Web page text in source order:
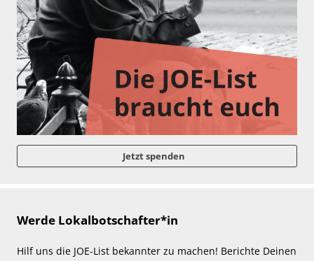
Jetzt spenden
Werde Lokalbotschafter*in
Hilf uns die JOE-List bekannter zu machen! Berichte Deinen